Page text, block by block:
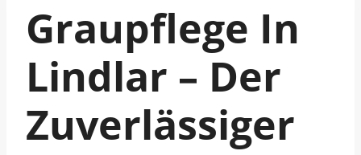
Graupflege In
Lindlar – Der
Zuverlässiger